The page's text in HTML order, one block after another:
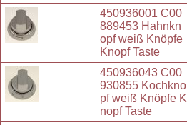
450936001 C00
889453 Hahnkn
opf weiß Knöpfe
Knopf Taste
450936043 C00
930855 Kochkno
pf weiß Knöpfe K
nopf Taste